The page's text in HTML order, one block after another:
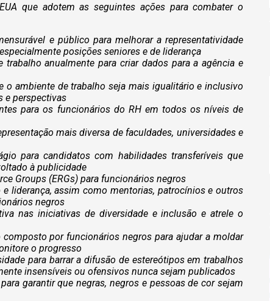
que adotem as seguintes ações para combater o
e público para melhorar a representatividade
posições seniores e de liderança
anualmente para criar dados para a agência e
o ambiente de trabalho seja mais igualitário e inclusivo
e perspectivas
para os funcionários do RH em todos os níveis de
mais diversa de faculdades, universidades e
para candidatos com habilidades transferíveis que
à publicidade
Groups (ERGs) para funcionários negros
liderança, assim como mentorias, patrocínios e outros
negros
nas iniciativas de diversidade e inclusão e atrele o
por funcionários negros para ajudar a moldar
o progresso
para barrar a difusão de estereótipos em trabalhos
insensíveis ou ofensivos nunca sejam publicados
garantir que negras, negros e pessoas de cor sejam